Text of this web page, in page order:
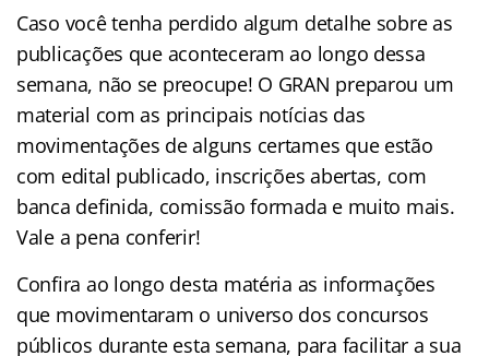
Caso você tenha perdido algum detalhe sobre as
publicações que aconteceram ao longo dessa
semana, não se preocupe! O GRAN preparou um
material com as principais notícias das
movimentações de alguns certames que estão
com edital publicado, inscrições abertas, com
banca definida, comissão formada e muito mais.
Vale a pena conferir!
Confira ao longo desta matéria as informações
que movimentaram o universo dos concursos
públicos durante esta semana, para facilitar a sua